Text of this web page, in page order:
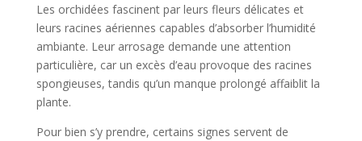
Les orchidées fascinent par leurs fleurs délicates et
leurs racines aériennes capables d’absorber l’humidité
ambiante. Leur arrosage demande une attention
particulière, car un excès d’eau provoque des racines
spongieuses, tandis qu’un manque prolongé affaiblit la
plante.
Pour bien s’y prendre, certains signes servent de